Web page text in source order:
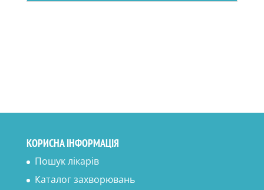
КОРИСНА ІНФОРМАЦІЯ
Пошук лікарів
Каталог захворювань